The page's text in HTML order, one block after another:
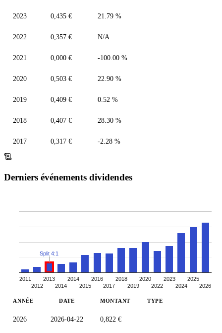
2023 0,435 € 21.79 %
2022 0,357 € N/A
2021 0,000 € -100.00 %
2020 0,503 € 22.90 %
2019 0,409 € 0.52 %
2018 0,407 € 28.30 %
2017 0,317 € -2.28 %
Derniers événements dividendes
2011
2012
2013
2014
2014
2015
2016
2017
2018
2019
2020
2022
2023
2024
2025
2026
Split 4:1
ANNÉE DATE MONTANT TYPE
2026 2026-04-22 0,822 €